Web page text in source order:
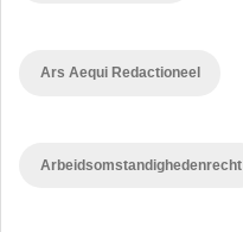
Ars Aequi Redactioneel
Arbeidsomstandighedenrecht